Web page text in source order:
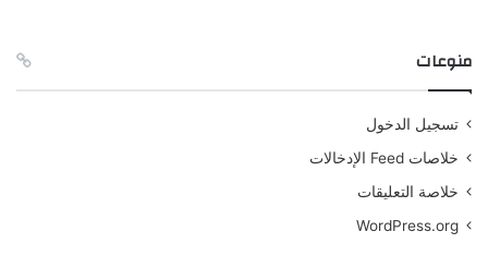
منوعات
تسجيل الدخول
خلاصات Feed الإدخالات
خلاصة التعليقات
WordPress.org